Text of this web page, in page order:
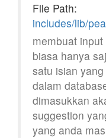
File Path:
includes/lib/
membuat
biasa hanya
satu isian
dalam
dimasukkan
suggestion
yang anda